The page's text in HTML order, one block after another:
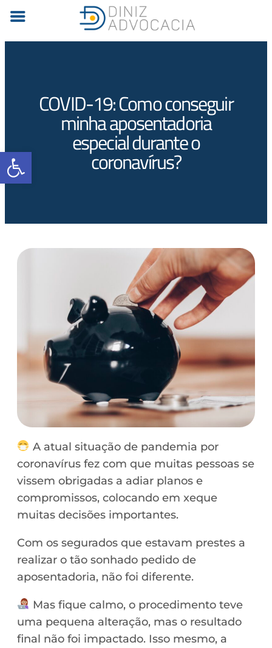
Barra de Ferramentas Aberta
COVID-19: Como conseguir
minha aposentadoria
especial durante o
coronavírus?
A atual situação de pandemia por
coronavírus fez com que muitas pessoas se
vissem obrigadas a adiar planos e
compromissos, colocando em xeque
muitas decisões importantes.
Com os segurados que estavam prestes a
realizar o tão sonhado pedido de
aposentadoria, não foi diferente.
Mas fique calmo, o procedimento teve
uma pequena alteração, mas o resultado
final não foi impactado. Isso mesmo, a